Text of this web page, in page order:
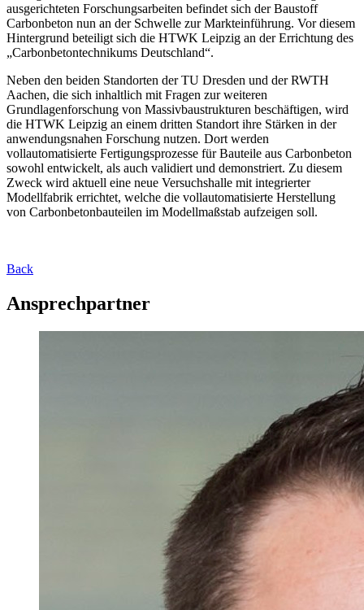
ausgerichteten Forschungsarbeiten befindet sich der Baustoff
Carbonbeton nun an der Schwelle zur Markteinführung. Vor diesem
Hintergrund beteiligt sich die HTWK Leipzig an der Errichtung des
„Carbonbetontechnikums Deutschland“.
Neben den beiden Standorten der TU Dresden und der RWTH
Aachen, die sich inhaltlich mit Fragen zur weiteren
Grundlagenforschung von Massivbaustrukturen beschäftigen, wird
die HTWK Leipzig an einem dritten Standort ihre Stärken in der
anwendungsnahen Forschung nutzen. Dort werden
vollautomatisierte Fertigungsprozesse für Bauteile aus Carbonbeton
sowohl entwickelt, als auch validiert und demonstriert. Zu diesem
Zweck wird aktuell eine neue Versuchshalle mit integrierter
Modellfabrik errichtet, welche die vollautomatisierte Herstellung
von Carbonbetonbauteilen im Modellmaßstab aufzeigen soll.
Back
Ansprechpartner